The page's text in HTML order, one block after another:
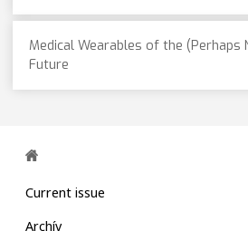
Medical Wearables of the (Perhaps
Future
Current issue
Archív